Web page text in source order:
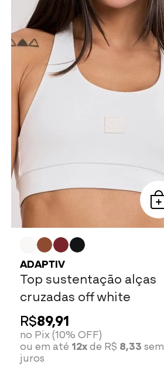
ADAPTIV
Top sustentação alças
cruzadas off white
R$89,91
no Pix (10% OFF)
ou em até 12xde R$ 8,33 sem
juros